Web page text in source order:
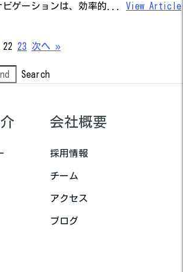
ビゲーションは、効率的... View Article
22 23 次へ »
Search
会社概要
採用情報
チーム
アクセス
ブログ